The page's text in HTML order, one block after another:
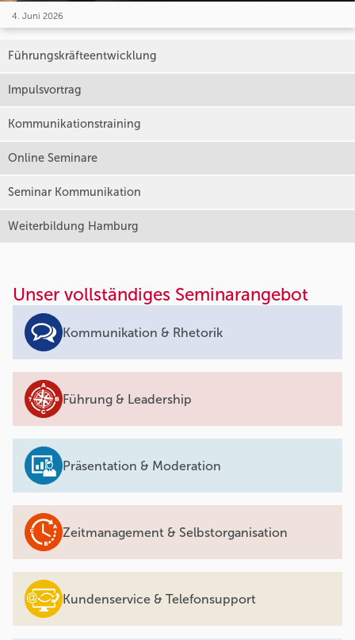
4. Juni 2026
Führungskräfteentwicklung
Impulsvortrag
Kommunikationstraining
Online Seminare
Seminar Kommunikation
Weiterbildung Hamburg
Unser vollständiges Seminarangebot
Kommunikation & Rhetorik
Führung & Leadership
Präsentation & Moderation
Zeitmanagement & Selbstorganisation
Kundenservice & Telefonsupport